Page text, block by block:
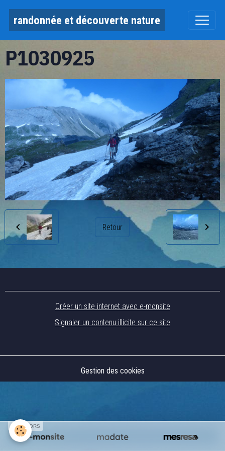
randonnée et découverte nature
P1030925
Retour
Créer un site internet avec e-monsite
Signaler un contenu illicite sur ce site
Gestion des cookies
SPONSORS